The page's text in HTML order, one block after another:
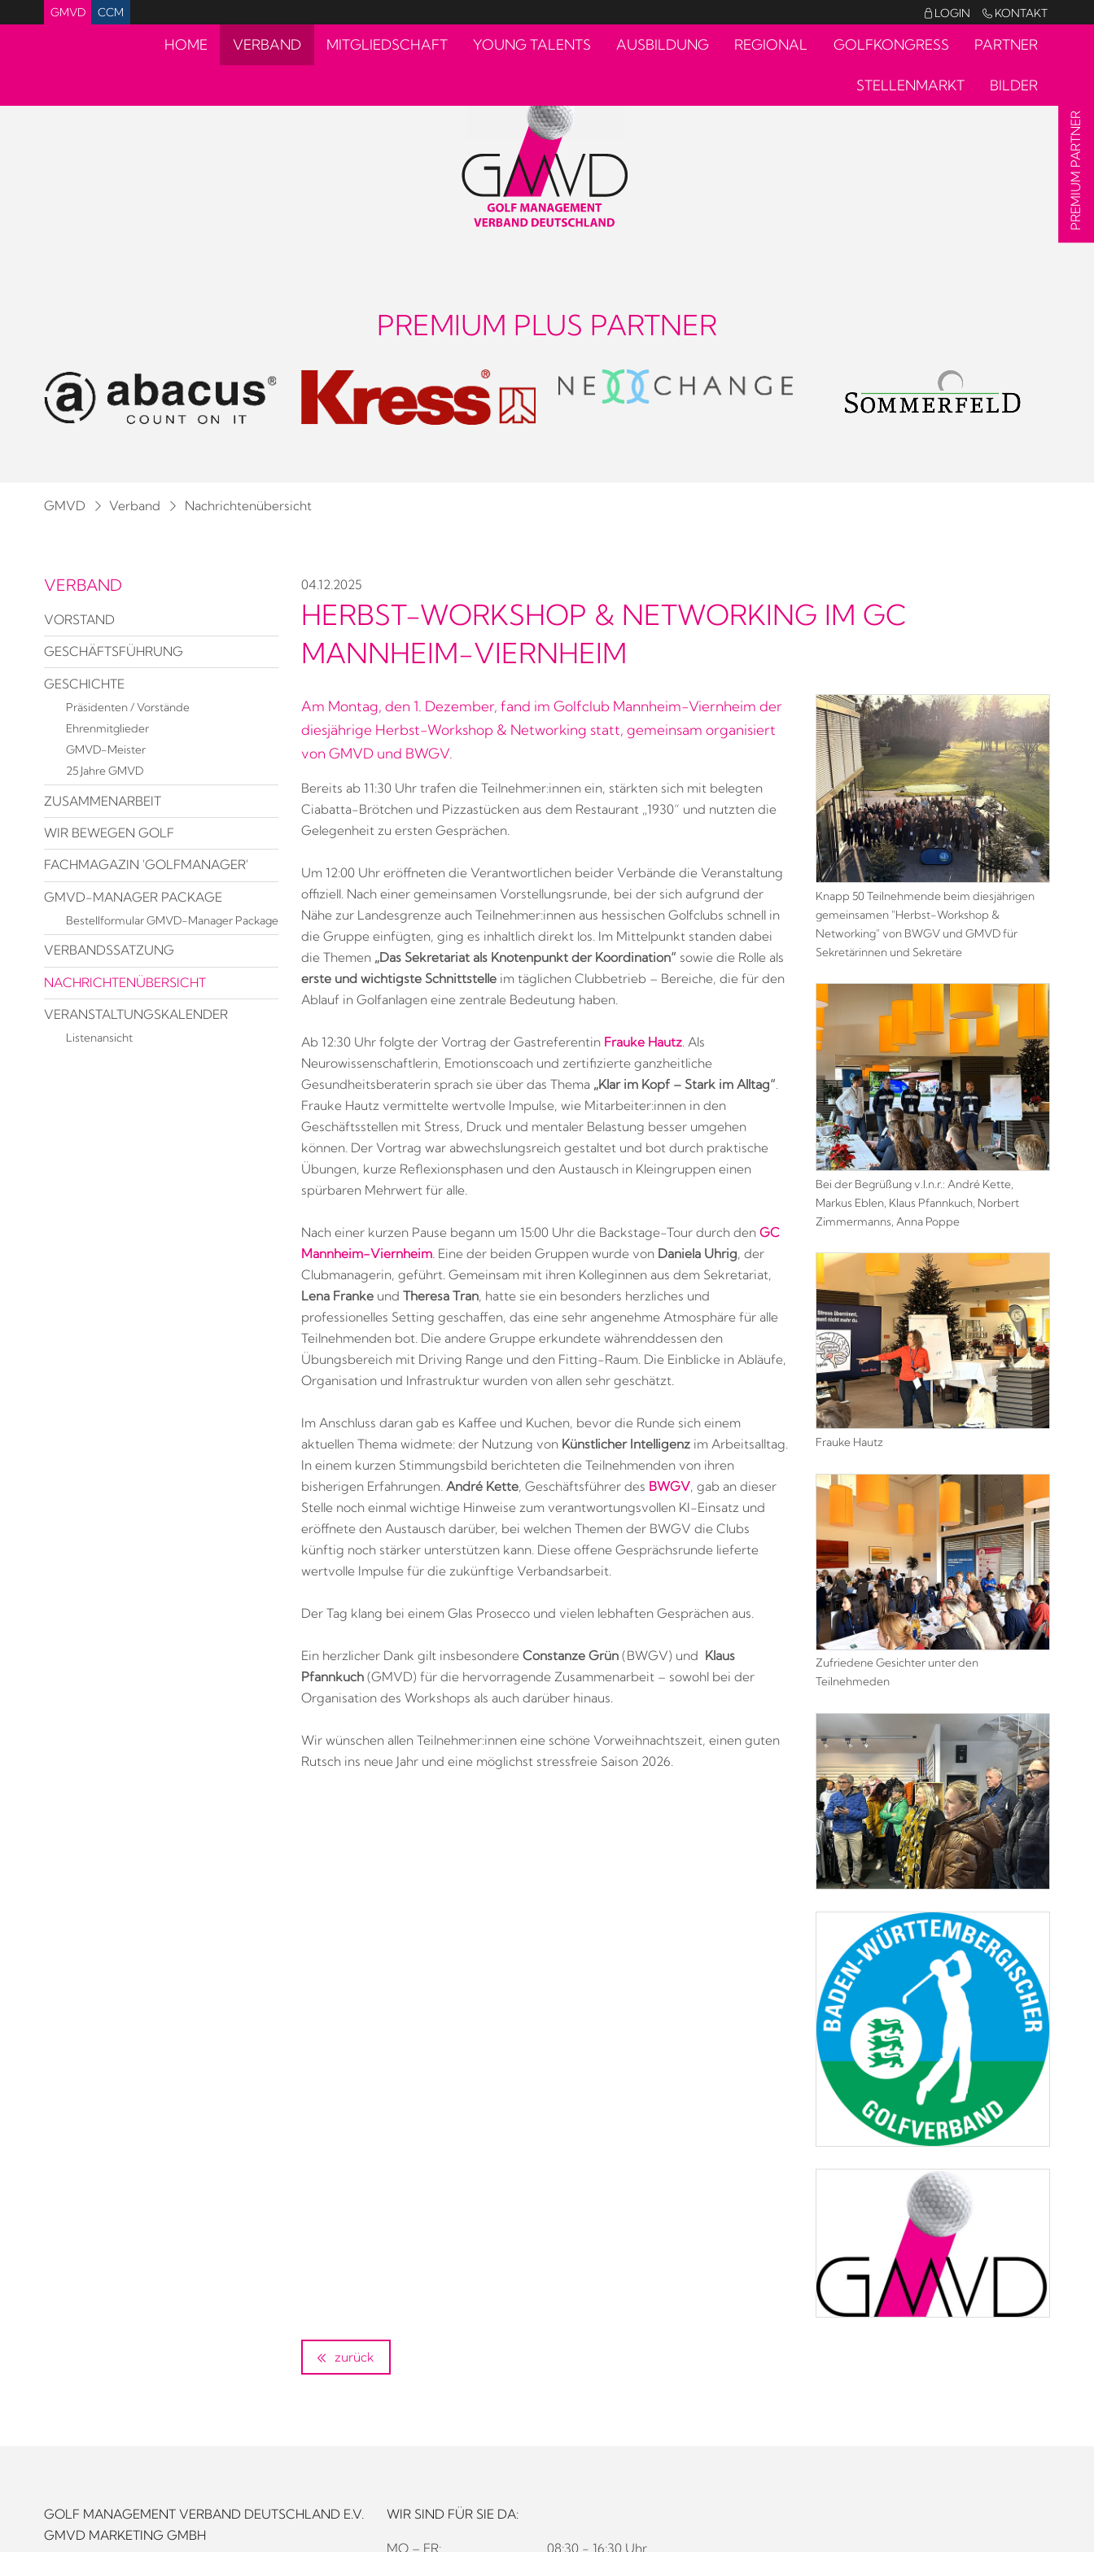
GMVD CCM  LOGIN  KONTAKT
HOME VERBAND MITGLIEDSCHAFT YOUNG TALENTS AUSBILDUNG REGIONAL GOLFKONGRESS PARTNER
STELLENMARKT BILDER
PREMIUM PLUS PARTNER
GMVD Verband Nachrichtenübersicht
04.12.2025
HERBST-WORKSHOP & NETWORKING IM GC
MANNHEIM-VIERNHEIM
Am Montag, den 1. Dezember, fand im Golfclub Mannheim-Viernheim der
diesjährige Herbst-Workshop & Networking statt, gemeinsam organisiert
von GMVD und BWGV.
Bereits ab 11:30 Uhr trafen die Teilnehmer:innen ein, stärkten sich mit belegten
Ciabatta-Brötchen und Pizzastücken aus dem Restaurant „1930“ und nutzten die
Gelegenheit zu ersten Gesprächen.
Um 12:00 Uhr eröffneten die Verantwortlichen beider Verbände die Veranstaltung
offiziell. Nach einer gemeinsamen Vorstellungsrunde, bei der sich aufgrund der
Nähe zur Landesgrenze auch Teilnehmer:innen aus hessischen Golfclubs schnell in
die Gruppe einfügten, ging es inhaltlich direkt los. Im Mittelpunkt standen dabei
die Themen „Das Sekretariat als Knotenpunkt der Koordination“ sowie die Rolle als
erste und wichtigste Schnittstelle im täglichen Clubbetrieb – Bereiche, die für den
Ablauf in Golfanlagen eine zentrale Bedeutung haben.
Ab 12:30 Uhr folgte der Vortrag der Gastreferentin Frauke Hautz. Als
Neurowissenschaftlerin, Emotionscoach und zertifizierte ganzheitliche
Gesundheitsberaterin sprach sie über das Thema „Klar im Kopf – Stark im Alltag“.
Frauke Hautz vermittelte wertvolle Impulse, wie Mitarbeiter:innen in den
Geschäftsstellen mit Stress, Druck und mentaler Belastung besser umgehen
können. Der Vortrag war abwechslungsreich gestaltet und bot durch praktische
Übungen, kurze Reflexionsphasen und den Austausch in Kleingruppen einen
spürbaren Mehrwert für alle.
Nach einer kurzen Pause begann um 15:00 Uhr die Backstage-Tour durch den GC
Mannheim-Viernheim. Eine der beiden Gruppen wurde von Daniela Uhrig, der
Clubmanagerin, geführt. Gemeinsam mit ihren Kolleginnen aus dem Sekretariat,
Lena Frankeund Theresa Tran, hatte sie ein besonders herzliches und
professionelles Setting geschaffen, das eine sehr angenehme Atmosphäre für alle
Teilnehmenden bot. Die andere Gruppe erkundete währenddessen den
Übungsbereich mit Driving Range und den Fitting-Raum. Die Einblicke in Abläufe,
Organisation und Infrastruktur wurden von allen sehr geschätzt.
Im Anschluss daran gab es Kaffee und Kuchen, bevor die Runde sich einem
aktuellen Thema widmete: der Nutzung von Künstlicher Intelligenzim Arbeitsalltag.
In einem kurzen Stimmungsbild berichteten die Teilnehmenden von ihren
bisherigen Erfahrungen. André Kette, Geschäftsführer des BWGV, gab an dieser
Stelle noch einmal wichtige Hinweise zum verantwortungsvollen KI-Einsatz und
eröffnete den Austausch darüber, bei welchen Themen der BWGV die Clubs
künftig noch stärker unterstützen kann. Diese offene Gesprächsrunde lieferte
wertvolle Impulse für die zukünftige Verbandsarbeit.
Der Tag klang bei einem Glas Prosecco und vielen lebhaften Gesprächen aus.
Ein herzlicher Dank gilt insbesondere Constanze Grün(BWGV) und Klaus
Pfannkuch (GMVD) für die hervorragende Zusammenarbeit – sowohl bei der
Organisation des Workshops als auch darüber hinaus.
Wir wünschen allen Teilnehmer:innen eine schöne Vorweihnachtszeit, einen guten
Rutsch ins neue Jahr und eine möglichst stressfreie Saison 2026.
Knapp 50 Teilnehmende beim diesjährigen
gemeinsamen "Herbst-Workshop &
Networking" von BWGV und GMVD für
Sekretärinnen und Sekretäre
Bei der Begrüßung v.l.n.r.: André Kette,
Markus Eblen, Klaus Pfannkuch, Norbert
Zimmermanns, Anna Poppe
Frauke Hautz
Zufriedene Gesichter unter den
Teilnehmeden
zurück
VERBAND
VORSTAND
GESCHÄFTSFÜHRUNG
GESCHICHTE
Präsidenten / Vorstände
Ehrenmitglieder
GMVD-Meister
25 Jahre GMVD
ZUSAMMENARBEIT
WIR BEWEGEN GOLF
FACHMAGAZIN 'GOLFMANAGER'
GMVD-MANAGER PACKAGE
Bestellformular GMVD-Manager Package
VERBANDSSATZUNG
NACHRICHTENÜBERSICHT
VERANSTALTUNGSKALENDER
Listenansicht
PREMIUM PARTNER
GOLF MANAGEMENT VERBAND DEUTSCHLAND E.V.
GMVD MARKETING GMBH
WIR SIND FÜR SIE DA:
MO – FR: 08:30 - 16:30 Uhr